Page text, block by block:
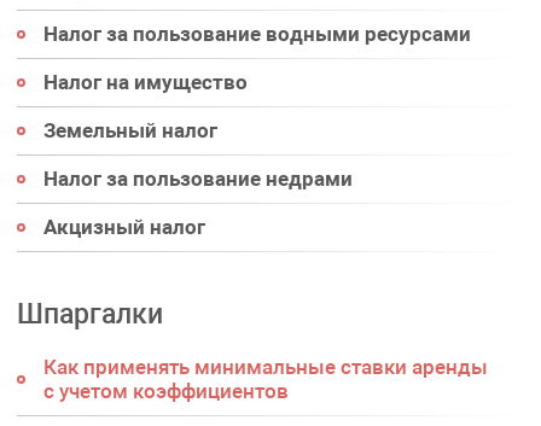
Налог за пользование водными ресурсами
Налог на имущество
Земельный налог
Налог за пользование недрами
Акцизный налог
Шпаргалки
Как применять минимальные ставки аренды
с учетом коэффициентов